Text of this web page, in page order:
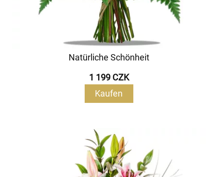
Natürliche Schönheit
1 199 CZK
Kaufen